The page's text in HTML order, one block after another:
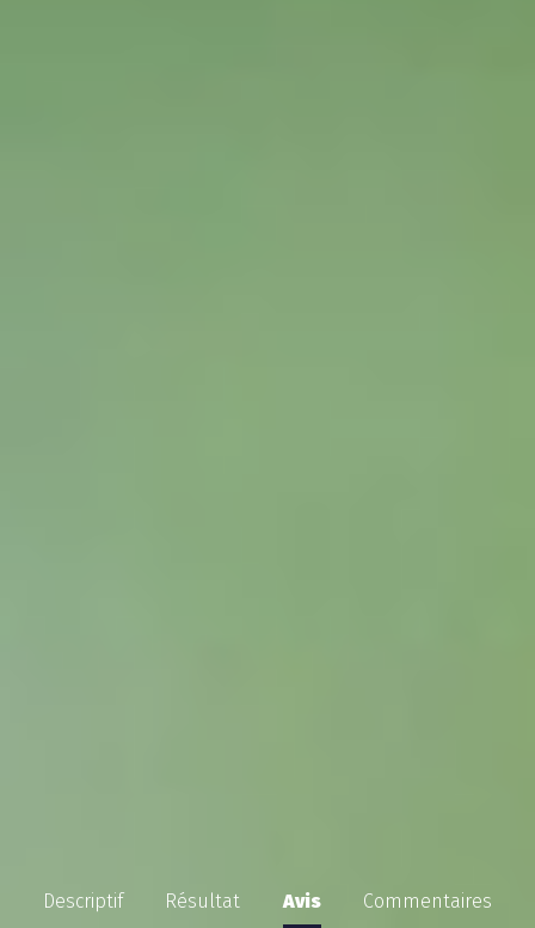
Descriptif Résultat Avis Commentaires